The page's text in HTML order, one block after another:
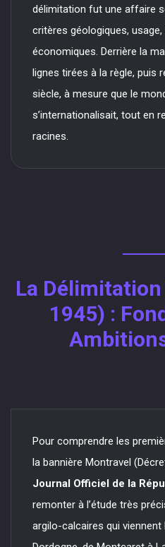
délimitation fut une affaire
critères géologiques,
économiques. Derrière la
lignes tirées à la règle, puis
siècle, à mesure que le
s’internationalisait, tout en
racines.
La
1945) :
Pour comprendre les
la bannière Montravel
Journal Officiel de la
remonter à l’étude très
argilo-calcaires qui